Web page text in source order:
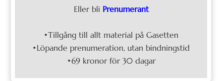
Eller bli Prenumerant
•Tillgång till allt material på Gasetten
•Löpande prenumeration, utan bindningstid
•69 kronor för 30 dagar